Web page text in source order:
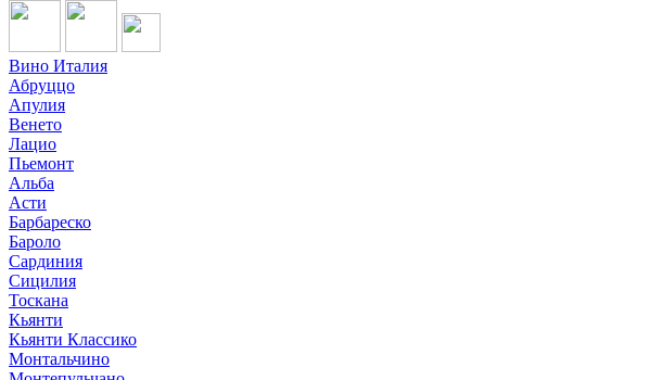
Вино Италия
Абруццо
Апулия
Венето
Лацио
Пьемонт
Альба
Асти
Барбареско
Бароло
Сардиния
Сицилия
Тоскана
Кьянти
Кьянти Классико
Монтальчино